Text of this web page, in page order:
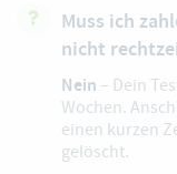
Muss ich
nicht
Nein – Dein
Wochen.
einen kurzen
gelöscht.